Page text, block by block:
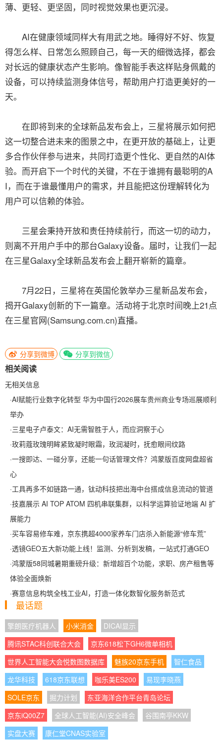
薄、更轻、更坚固，同时视觉效果也更沉浸。
AI在健康领域同样大有用武之地。睡得好不好、恢复
得怎么样、日常怎么照顾自己，每一天的细微选择，都会
对长远的健康状态产生影响。像智能手表这样贴身佩戴的
设备，可以持续监测身体信号，帮助用户打造更美好的一
天。
在即将到来的全球新品发布会上，三星将展示如何把
这一切整合进未来的图景之中，在更开放的基础上，让更
多合作伙伴参与进来，共同打造更个性化、更自然的AI体
验。而开启下一个时代的关键，不在于谁拥有最聪明的A
I，而在于谁最懂用户的需求，并且能把这份理解转化为
用户可以信赖的体验。
三星会秉持开放和责任持续前行，而这一切的动力，
则离不开用户手中的那台Galaxy设备。届时，让我们一起
在三星Galaxy全球新品发布会上翻开崭新的篇章。
7月22日，三星将在英国伦敦举办三星新品发布会，
揭开Galaxy创新的下一篇章。活动将于北京时间晚上21点
在三星官网(Samsung.com.cn)直播。
分享到微博 分享到微信
相关阅读
无相关信息
·AI赋能行业数字化转型 华为中国行2026展车贵州商业专场巡展顺利
举办
·三星电子卢泰文：AI无需智胜于人，而应洞察于心
·玫莉蔻玫瑰明眸紧致凝时眼霜，玫润凝时，抚愈眼间纹路
·一搜即达、一碰分享，还能一句话管理文件？鸿蒙版百度网盘超省
心
·工具再多不如链路一通，钛动科技把出海中台搭成信息流动的管道
·技嘉展示 AI TOP ATOM 四机串联集群，以科学运算验证地端 AI 扩
展能力
·买车容易修车难，京东携超4000家养车门店杀入新能源“修车荒”
·透镜GEO五大新功能上线！监测、分析到发稿，一站式打通GEO
·鸿蒙版58同城暑期重磅升级：新增超百个功能，求职、房产租售等
体验全面焕新
·赛意信息构筑全栈工业AI，打造一体化数智化服务新范式
最话题
擎朗医疗机器人 小米消金
DICAI显示
腾讯STAC科创联合大会
京东618松下GH6微单相机
世界人工智能大会悦数图数据库
魅族20京东手机
智仁食品
龙华科技
618京东联想 咖乐美ES200
易现李晓燕
SOLE京东
掘力计划
东亚海洋合作平台青岛论坛
京东iQ00Z7
全球人工智能(AI)安全峰会
谷围南亭KKW
实盘大赛
康仁堂CNAS实验室